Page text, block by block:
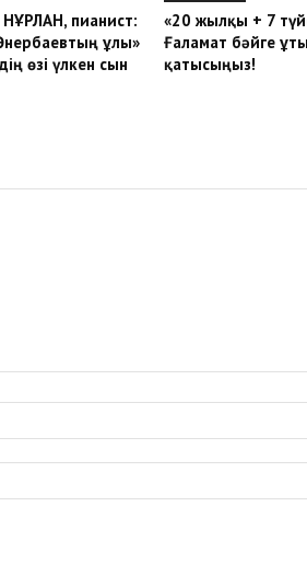
пианист:
ұлы»
өзі үлкен сын
«20 жылқы + 7
Ғаламат бәйге
қатысыңыз!